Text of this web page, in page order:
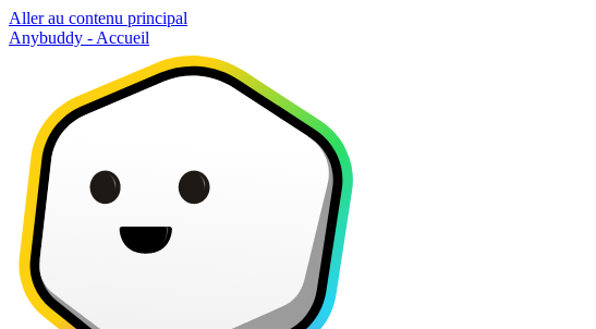
Aller au contenu principal
Anybuddy - Accueil